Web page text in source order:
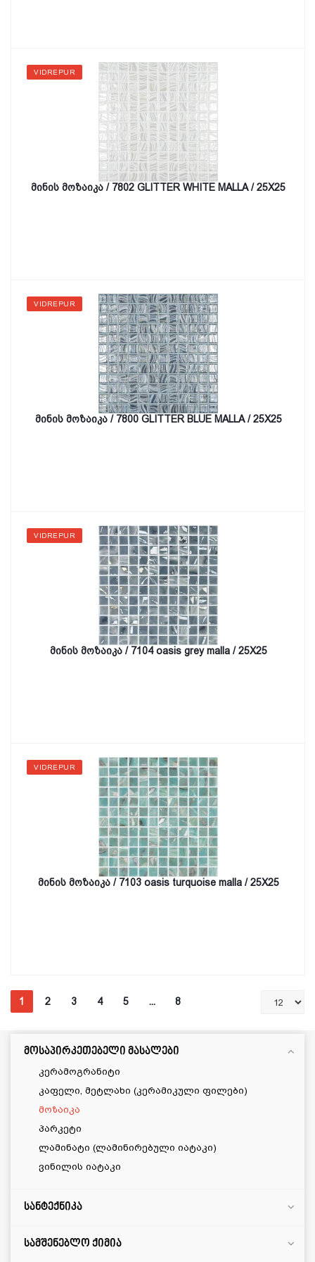
VIDREPUR
მინის მოზაიკა / 7802 GLITTER WHITE MALLA / 25X25
VIDREPUR
მინის მოზაიკა / 7800 GLITTER BLUE MALLA / 25X25
VIDREPUR
მინის მოზაიკა / 7104 oasis grey malla / 25X25
VIDREPUR
მინის მოზაიკა / 7103 oasis turquoise malla / 25X25
1 2 3 4 5 ... 8
მოსაპირკეთებელი მასალები
კერამოგრანიტი
კაფელი, მეტლახი (კერამიკული ფილები)
მოზაიკა
პარკეტი
ლამინატი (ლამინირებული იატაკი)
ვინილის იატაკი
სანტექნიკა
სამშენებლო ქიმია
წებოცემენტი
ჰიდროსაიზოლაციო მასალები
პარკეტის და ლამინატის წებო
თვითსწორებადი მასალები